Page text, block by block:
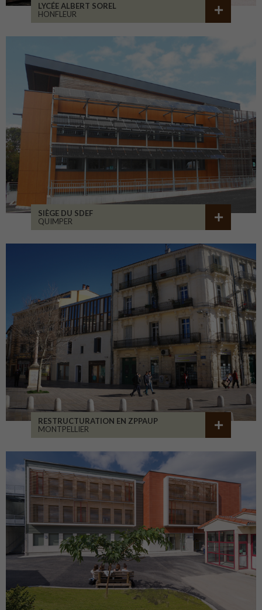
LYCÉE ALBERT SOREL
HONFLEUR
SIÈGE DU SDEF
QUIMPER
RESTRUCTURATION EN ZPPAUP
MONTPELLIER